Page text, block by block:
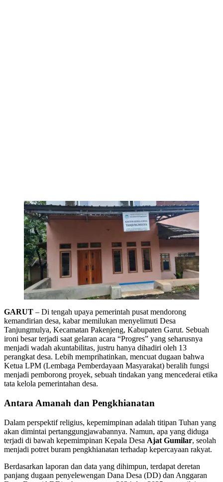
GARUT – Di tengah upaya pemerintah pusat mendorong
kemandirian desa, kabar memilukan menyelimuti Desa
Tanjungmulya, Kecamatan Pakenjeng, Kabupaten Garut. Sebuah
ironi besar terjadi saat gelaran acara “Progres” yang seharusnya
menjadi wadah akuntabilitas, justru hanya dihadiri oleh 13
perangkat desa. Lebih memprihatinkan, mencuat dugaan bahwa
Ketua LPM (Lembaga Pemberdayaan Masyarakat) beralih fungsi
menjadi pemborong proyek, sebuah tindakan yang mencederai etika
tata kelola pemerintahan desa.
Antara Amanah dan Pengkhianatan
​Dalam perspektif religius, kepemimpinan adalah titipan Tuhan yang
akan dimintai pertanggungjawabannya. Namun, apa yang diduga
terjadi di bawah kepemimpinan Kepala Desa Ajat Gumilar, seolah
menjadi potret buram pengkhianatan terhadap kepercayaan rakyat.
​Berdasarkan laporan dan data yang dihimpun, terdapat deretan
panjang dugaan penyelewengan Dana Desa (DD) dan Anggaran